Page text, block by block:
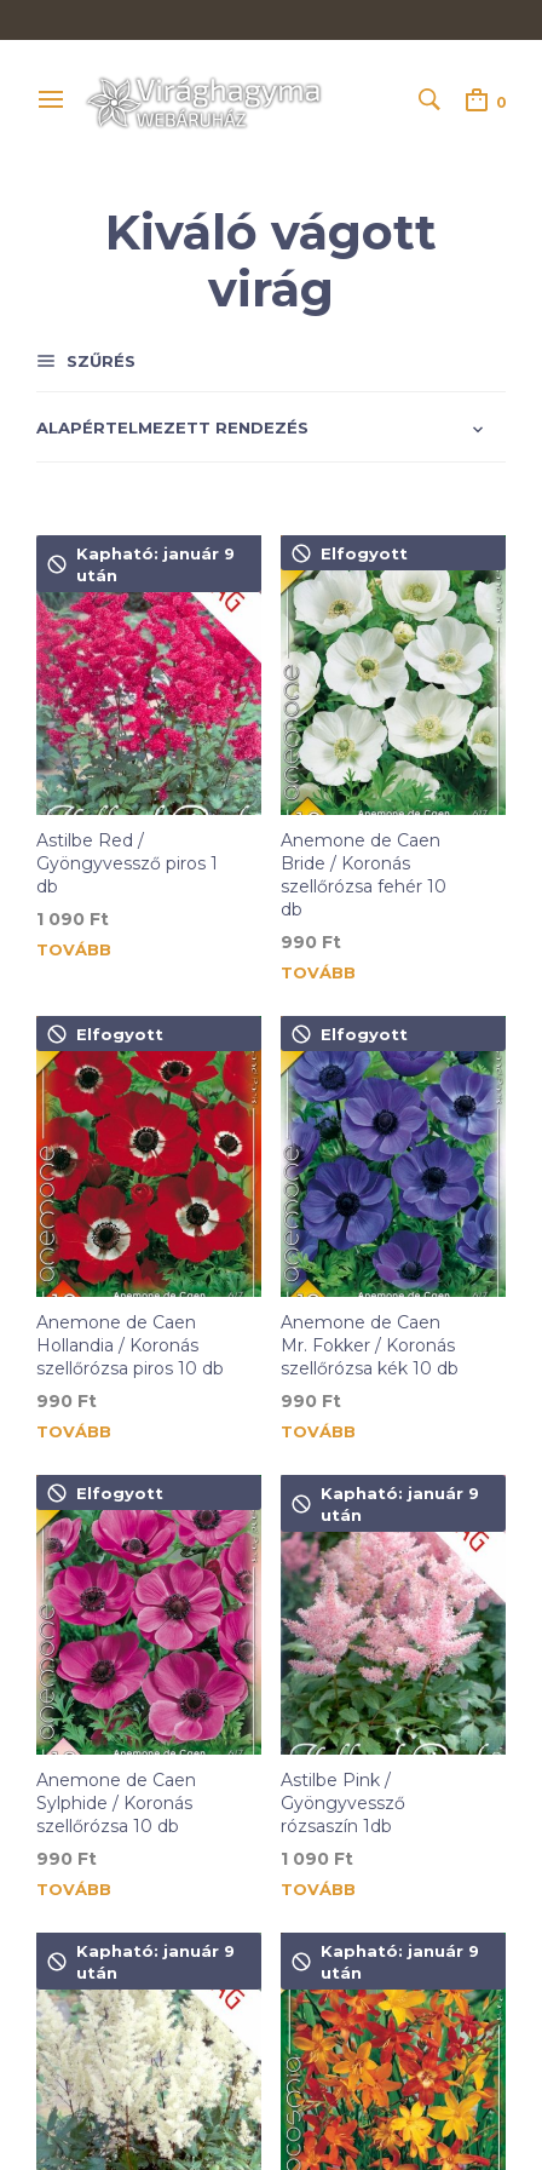
0
Kiváló vágott
virág
SZŰRÉS
Astilbe Red /
Gyöngyvessző piros 1
db
1 090 Ft
Kapható: január 9
után
TOVÁBB
Anemone de Caen
Bride / Koronás
szellőrózsa fehér 10
db
990 Ft
Elfogyott
TOVÁBB
Anemone de Caen
Hollandia / Koronás
szellőrózsa piros 10 db
990 Ft
Elfogyott
TOVÁBB
Anemone de Caen
Mr. Fokker / Koronás
szellőrózsa kék 10 db
990 Ft
Elfogyott
TOVÁBB
Anemone de Caen
Sylphide / Koronás
szellőrózsa 10 db
990 Ft
Elfogyott
TOVÁBB
Astilbe Pink /
Gyöngyvessző
rózsaszín 1db
1 090 Ft
Kapható: január 9
után
TOVÁBB
Kapható: január 9
után
Kapható: január 9
után